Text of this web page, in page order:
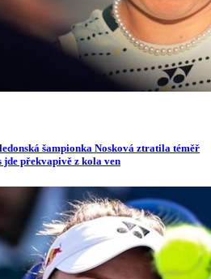
šampionka Nosková ztratila téměř
jde překvapivě z kola ven